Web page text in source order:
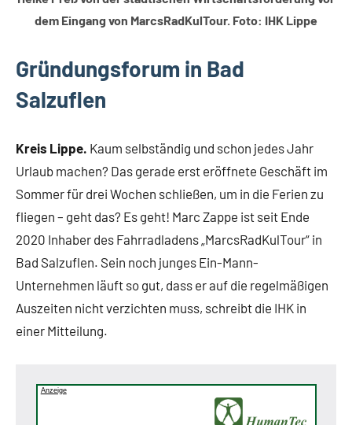
dem Eingang von MarcsRadKulTour. Foto: IHK Lippe
Gründungsforum in Bad
Salzuflen
Kreis Lippe. Kaum selbständig und schon jedes Jahr
Urlaub machen? Das gerade erst eröffnete Geschäft im
Sommer für drei Wochen schließen, um in die Ferien zu
fliegen – geht das? Es geht! Marc Zappe ist seit Ende
2020 Inhaber des Fahrradladens „MarcsRadKulTour“ in
Bad Salzuflen. Sein noch junges Ein-Mann-
Unternehmen läuft so gut, dass er auf die regelmäßigen
Auszeiten nicht verzichten muss, schreibt die IHK in
einer Mitteilung.
Anzeige